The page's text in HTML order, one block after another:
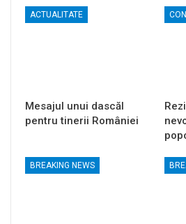
ACTUALITATE
Mesajul unui dascăl
pentru tinerii României
BREAKING NEWS